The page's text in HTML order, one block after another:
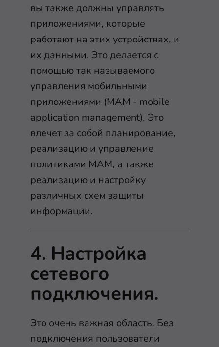
вы также должны управлять
приложениями, которые
работают на этих устройствах, и
их данными. Это делается с
помощью так называемого
управления мобильными
приложениями (MAM - mobile
application management). Это
влечет за собой планирование,
реализацию и управление
политиками MAM, а также
реализацию и настройку
различных схем защиты
информации.
4. Настройка
сетевого
подключения.
Это очень важная область. Без
подключения пользователи